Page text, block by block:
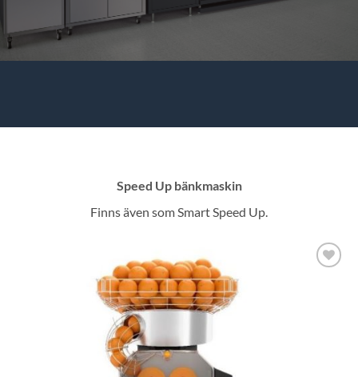
Speed Up bänkmaskin
Finns även som Smart Speed Up.